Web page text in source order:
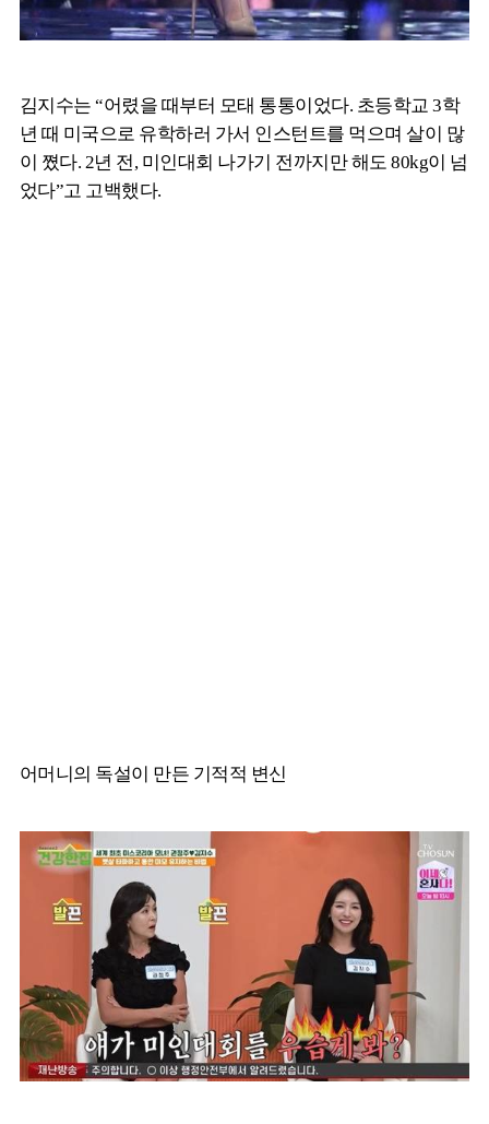
김지수는 “어렸을 때부터 모태 통통이었다. 초등학교 3학
년 때 미국으로 유학하러 가서 인스턴트를 먹으며 살이 많
이 쪘다. 2년 전, 미인대회 나가기 전까지만 해도 80kg이 넘
었다”고 고백했다.
어머니의 독설이 만든 기적적 변신